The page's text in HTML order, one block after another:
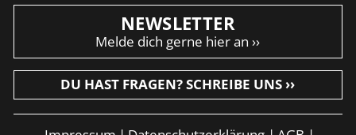
NEWSLETTER
Melde dich gerne hier an ››
DU HAST FRAGEN? SCHREIBE UNS ››